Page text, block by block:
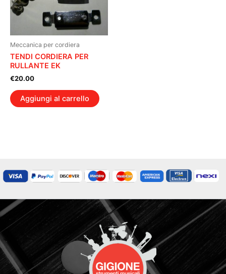
Meccanica per cordiera
TENDI CORDIERA PER
RULLANTE EK
€20.00
Aggiungi al carrello